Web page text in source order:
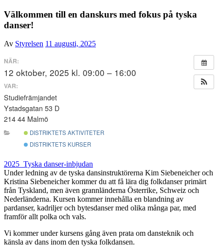
Välkommen till en danskurs med fokus på tyska
danser!
Av Styrelsen 11 augusti, 2025
NÄR:
12 oktober, 2025 kl. 09:00 – 16:00
VAR:
Studiefrämjandet
Ystadsgatan 53 D
214 44 Malmö
DISTRIKTETS AKTIVITETER
DISTRIKTETS KURSER
2025_Tyska danser-inbjudan
Under ledning av de tyska dansinstruktörerna Kim Siebeneicher och
Kristina Siebeneicher kommer du att få lära dig folkdanser primärt
från Tyskland, men även grannländerna Österrike, Schweiz och
Nederländerna. Kursen kommer innehålla en blandning av
pardanser, kadriljer och bytesdanser med olika många par, med
framför allt polka och vals.
Vi kommer under kursens gång även prata om dansteknik och
känsla av dans inom den tyska folkdansen.